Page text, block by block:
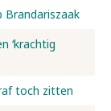
Brandariszaak
‘krachtig
toch zitten